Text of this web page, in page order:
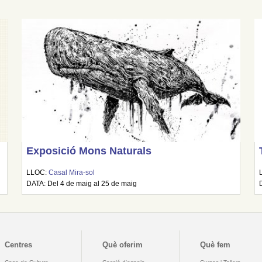
Exposició Mons Naturals
LLOC:Casal Mira-sol
DATA: Del 4 de maig al 25 de maig
Centres Què oferim Què fem